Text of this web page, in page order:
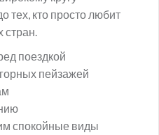
тех, кто просто любит
стран.
поездкой
пейзажей
спокойные виды